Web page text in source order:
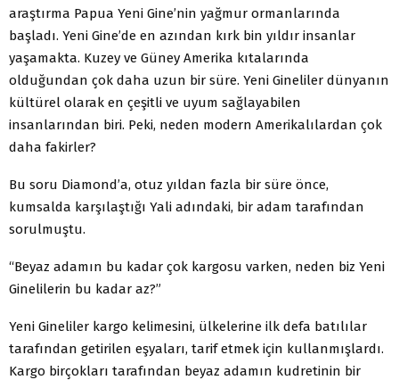
araştırma Papua Yeni Gine’nin yağmur ormanlarında
başladı. Yeni Gine’de en azından kırk bin yıldır insanlar
yaşamakta. Kuzey ve Güney Amerika kıtalarında
olduğundan çok daha uzun bir süre. Yeni Gineliler dünyanın
kültürel olarak en çeşitli ve uyum sağlayabilen
insanlarından biri. Peki, neden modern Amerikalılardan çok
daha fakirler?
Bu soru Diamond’a, otuz yıldan fazla bir süre önce,
kumsalda karşılaştığı Yali adındaki, bir adam tarafından
sorulmuştu.
“Beyaz adamın bu kadar çok kargosu varken, neden biz Yeni
Ginelilerin bu kadar az?”
Yeni Gineliler kargo kelimesini, ülkelerine ilk defa batılılar
tarafından getirilen eşyaları, tarif etmek için kullanmışlardı.
Kargo birçokları tarafından beyaz adamın kudretinin bir